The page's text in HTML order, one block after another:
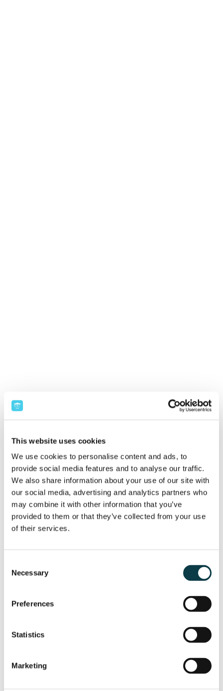
This website uses cookies
We use cookies to personalise content and ads, to
provide social media features and to analyse our traffic.
We also share information about your use of our site with
our social media, advertising and analytics partners who
may combine it with other information that you’ve
provided to them or that they’ve collected from your use
of their services.
Selection
Necessary
Preferences
Statistics
Marketing